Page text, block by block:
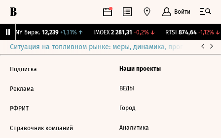
Войти
CNY Бирж. 12,239 +1,31%↑ IMOEX 2 281,31 -0,2%↓ RTSI 874,64 -1,12%↓
Ситуация на топливном рынке: меры, динамика, прогнозы
Подписка
Реклама
РФРИТ
Справочник компаний
Наши проекты
ВЕДЫ
Город
Аналитика